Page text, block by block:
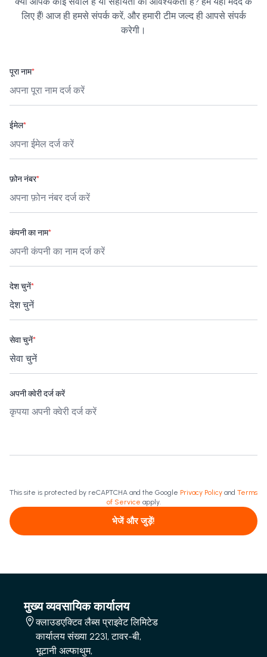
लिए हैं! आज ही हमसे संपर्क करें, और हमारी टीम जल्द ही आपसे संपर्क
करेगी।
पूरा नाम*
ईमेल*
फ़ोन नंबर*
कंपनी का नाम*
देश चुनें*
सेवा चुनें*
अपनी क्वेरी दर्ज करें
This site is protected by reCAPTCHA and the Google Privacy Policy and Terms
of Service apply.
भेजें और जुड़ें!
मुख्य व्यवसायिक कार्यालय
क्लाउडएक्टिव लैब्स प्राइवेट लिमिटेड
कार्यालय संख्या 2231, टावर-बी,
भूटानी अल्फाथुम,